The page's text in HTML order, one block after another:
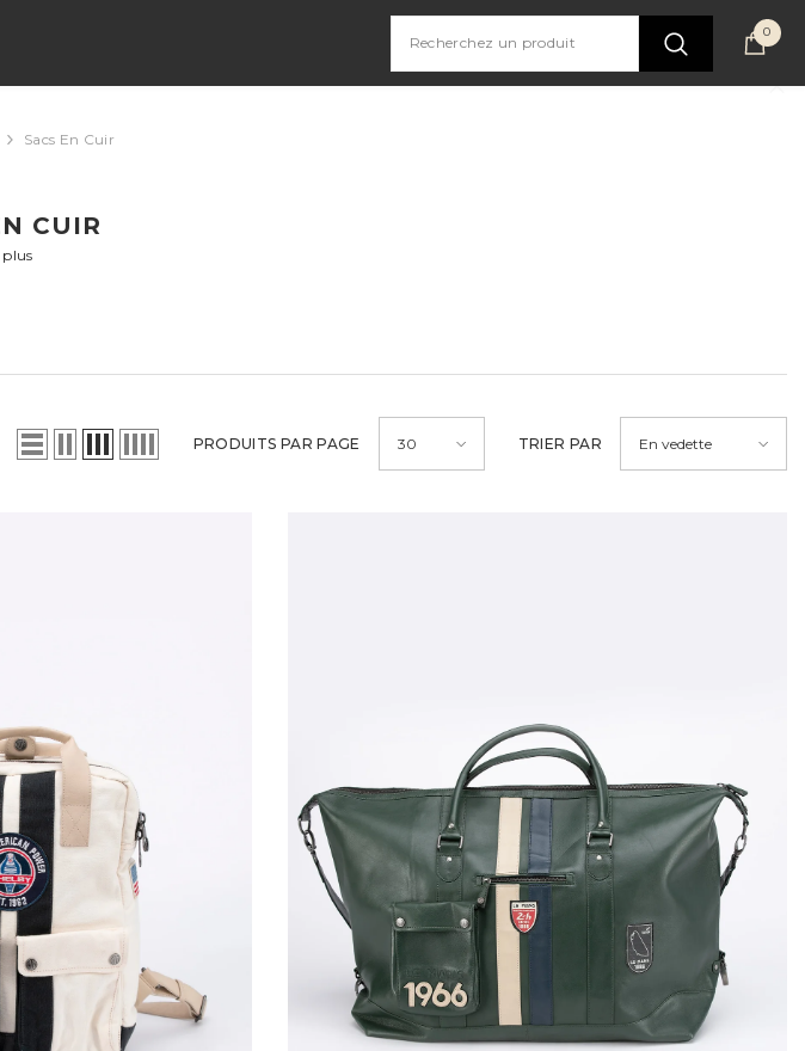
00
Sacs En Cuir
CUIR
plus
PRODUITS PAR PAGE 30 TRIER PAR En vedette